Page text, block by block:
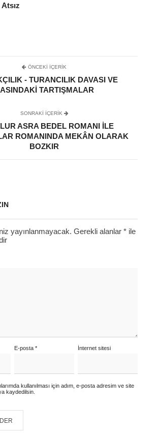
ÖNCEKI İÇERIK
- TURANCILIK DAVASI VE
TARTIŞMALAR
SONRAKI IÇERIK
ASRA BEDEL ROMANI ILE
ROMANINDA MEKÂN OLARAK
BOZKIR
yayınlanmayacak. Gerekli alanlar * ile
E-posta* İnternet sitesi
kullanılması için adım, e-posta adresim ve site
kaydedilsin.